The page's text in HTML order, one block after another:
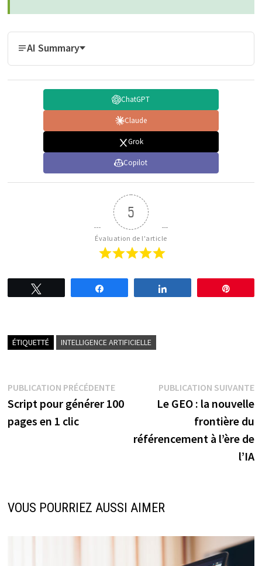
AI Summary
ChatGPT
Claude
Grok
Copilot
5
Évaluation de l'article
ÉTIQUETTÉ INTELLIGENCE ARTIFICIELLE
Navigation
de
l’article
PUBLICATION PRÉCÉDENTEPublication
précédente :
Script pour générer 100
pages en 1 clic
PUBLICATION SUIVANTE
Le GEO : la nouvelle
frontière du
référencement à l’ère de
l’IA
VOUS POURRIEZ AUSSI AIMER